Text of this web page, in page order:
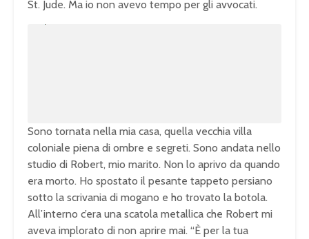
St. Jude. Ma io non avevo tempo per gli avvocati.
Sono tornata nella mia casa, quella vecchia villa
coloniale piena di ombre e segreti. Sono andata nello
studio di Robert, mio marito. Non lo aprivo da quando
era morto. Ho spostato il pesante tappeto persiano
sotto la scrivania di mogano e ho trovato la botola.
All’interno c’era una scatola metallica che Robert mi
aveva implorato di non aprire mai. “È per la tua